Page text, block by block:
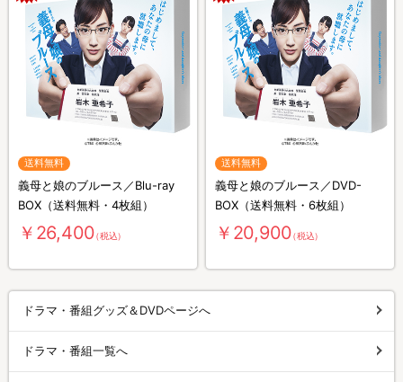
送料無料
義母と娘のブルース／Blu-ray
BOX（送料無料・4枚組）
￥26,400（税込）
送料無料
義母と娘のブルース／DVD-
BOX（送料無料・6枚組）
￥20,900（税込）
ドラマ・番組グッズ＆DVDページへ
ドラマ・番組一覧へ